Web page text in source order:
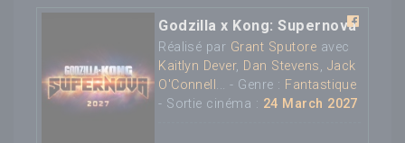
Godzilla x Kong: Supernova
Réalisé par Grant Sputore avec
Kaitlyn Dever, Dan Stevens, Jack
O'Connell ... - Genre : Fantastique
- Sortie cinéma : 24 March 2027